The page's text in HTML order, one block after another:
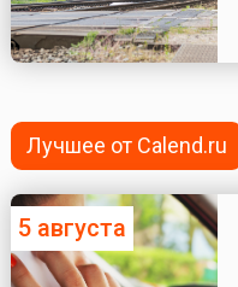
Лучшее от Calend.ru
5 августа